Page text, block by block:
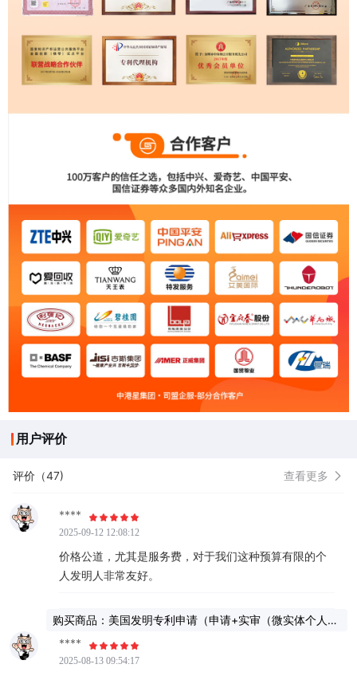
用户评价
评价（47) 查看更多
****
2025-09-12 12:08:12
价格公道，尤其是服务费，对于我们这种预算有限的个
人发明人非常友好。
购买商品：美国发明专利申请（申请+实审（微实体个人申
请））
****
2025-08-13 09:54:17